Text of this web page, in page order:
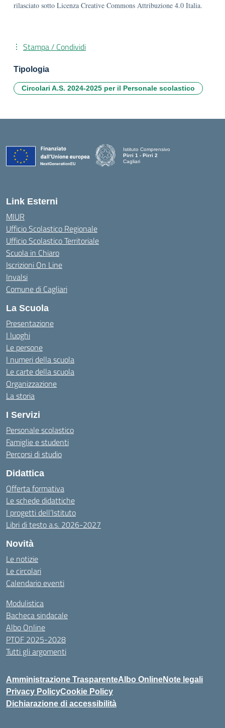
rilasciato sotto Licenza Creative Commons Attribuzione 4.0 Italia.
Stampa / Condividi
Tipologia
Circolari A.S. 2024-2025 per il Personale scolastico
Istituto Comprensivo
Pirri 1 - Pirri 2
Cagliari
Link Esterni
MIUR
Ufficio Scolastico Regionale
Ufficio Scolastico Territoriale
Scuola in Chiaro
Iscrizioni On Line
Invalsi
Comune di Cagliari
La Scuola
Presentazione
I luoghi
Le persone
I numeri della scuola
Le carte della scuola
Organizzazione
La storia
I Servizi
Personale scolastico
Famiglie e studenti
Percorsi di studio
Didattica
Offerta formativa
Le schede didattiche
I progetti dell’Istituto
Libri di testo a.s. 2026-2027
Novità
Le notizie
Le circolari
Calendario eventi
Modulistica
Bacheca sindacale
Albo Online
PTOF 2025-2028
Tutti gli argomenti
Amministrazione TrasparenteAlbo OnlineNote legali
Privacy PolicyCookie Policy
Dichiarazione di accessibilità